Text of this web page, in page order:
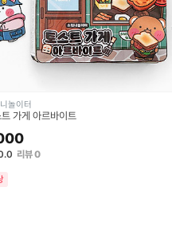
놀이터
트 가게 아르바이트
리뷰0